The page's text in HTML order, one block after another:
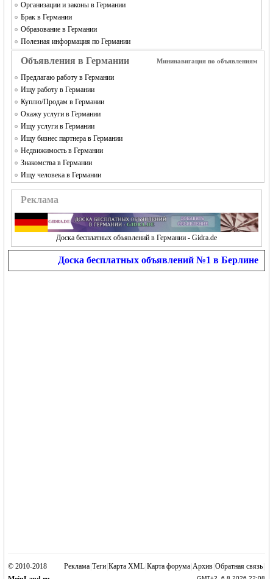
Организации и законы в Германии
Брак в Германии
Образование в Германии
Полезная информация по Германии
Объявления в Германии Мининавигация по объявлениям
Предлагаю работу в Германии
Ищу работу в Германии
Куплю/Продам в Германии
Окажу услуги в Германии
Ищу услуги в Германии
Ищу бизнес партнера в Германии
Недвижимость в Германии
Знакомства в Германии
Ищу человека в Германии
Реклама
Доска бесплатных объявлений в Германии - Gidra.de
Доска бесплатных объявлений №1 в Берлине
Реклама Теги Карта XML Карта форума Архив Обратная связь
© 2010-2018